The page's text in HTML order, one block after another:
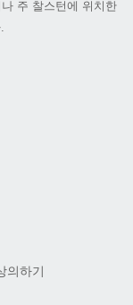
주 찰스턴에 위치한
의하기